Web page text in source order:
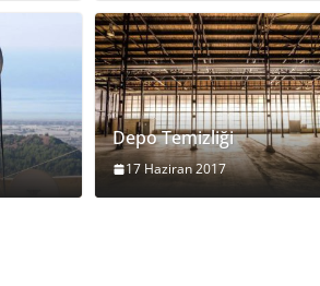
Depo Temizliği
17 Haziran 2017